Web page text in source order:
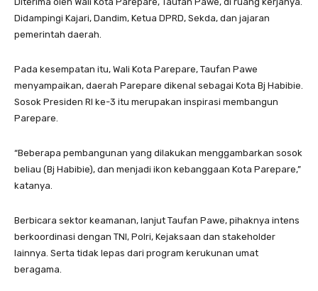
Didampingi Kajari, Dandim, Ketua DPRD, Sekda, dan jajaran
pemerintah daerah.
Pada kesempatan itu, Wali Kota Parepare, Taufan Pawe
menyampaikan, daerah Parepare dikenal sebagai Kota Bj Habibie.
Sosok Presiden RI ke-3 itu merupakan inspirasi membangun
Parepare.
“Beberapa pembangunan yang dilakukan menggambarkan sosok
beliau (Bj Habibie), dan menjadi ikon kebanggaan Kota Parepare,”
katanya.
Berbicara sektor keamanan, lanjut Taufan Pawe, pihaknya intens
berkoordinasi dengan TNI, Polri, Kejaksaan dan stakeholder
lainnya. Serta tidak lepas dari program kerukunan umat
beragama.